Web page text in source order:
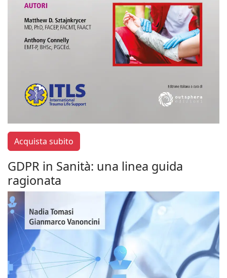
Acquista subito
GDPR in Sanità: una linea guida
ragionata